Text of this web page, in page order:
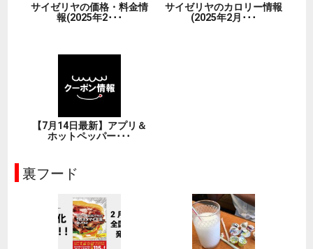
サイゼリヤの価格・料金情
報(2025年2･･･
サイゼリヤのカロリー情報
(2025年2月･･･
【7月14日最新】アプリ＆
ホットペッパー･･･
裏フード